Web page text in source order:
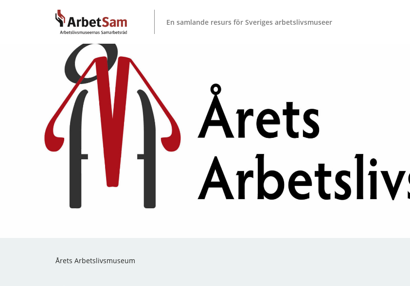
En samlande resurs för Sveriges arbetslivsmuseer
Årets Arbetslivsmuseum